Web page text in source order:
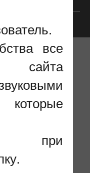
все
при
И
ФОРУМ